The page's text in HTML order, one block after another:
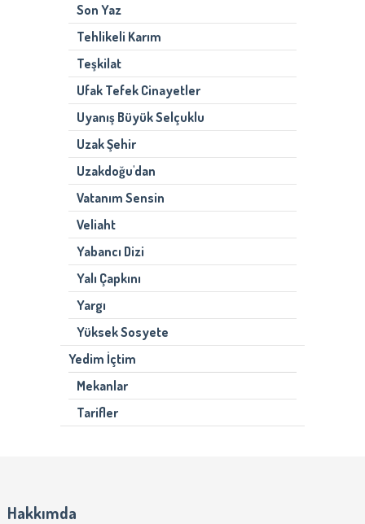
Son Yaz
Tehlikeli Karım
Teşkilat
Ufak Tefek Cinayetler
Uyanış Büyük Selçuklu
Uzak Şehir
Uzakdoğu'dan
Vatanım Sensin
Veliaht
Yabancı Dizi
Yalı Çapkını
Yargı
Yüksek Sosyete
Yedim İçtim
Mekanlar
Tarifler
Hakkımda